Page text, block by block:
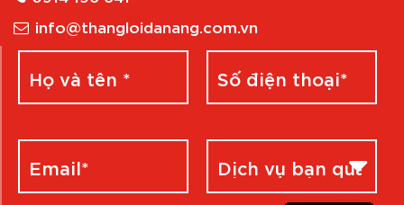
info@thangloidanang.com.vn